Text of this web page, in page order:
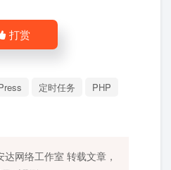
打赏
定时任务
PHP
达网络工作室 转载文章，